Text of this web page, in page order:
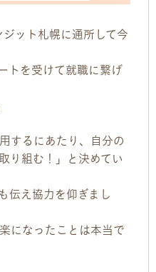
ット札幌に通所して今
トを受けて就職に繋げ
するにあたり、自分の
り組む！」と決めてい
伝え協力を仰ぎまし
になったことは本当で